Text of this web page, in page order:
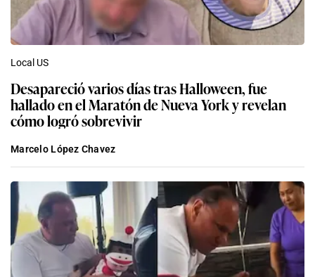
Local US
Desapareció varios días tras Halloween, fue
hallado en el Maratón de Nueva York y revelan
cómo logró sobrevivir
Marcelo López Chavez